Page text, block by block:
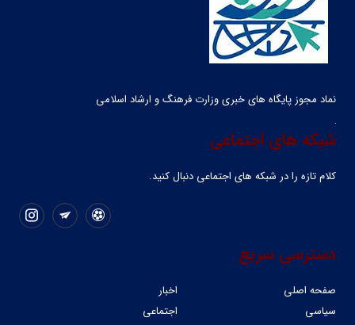
نماد مجوز پایگاه های خبری وزارت فرهنگ و ارشاد اسلامی
شبکه های اجتماعی
کلام تازه را در شبکه ‌های اجتماعی دنبال کنید.
دسترسی سریع
صفحه اصلی
اخبار
سیاسی
اجتماعی